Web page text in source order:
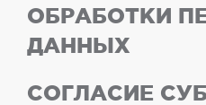
ОБРАБОТКИ
ДАННЫХ
СОГЛАСИЕ